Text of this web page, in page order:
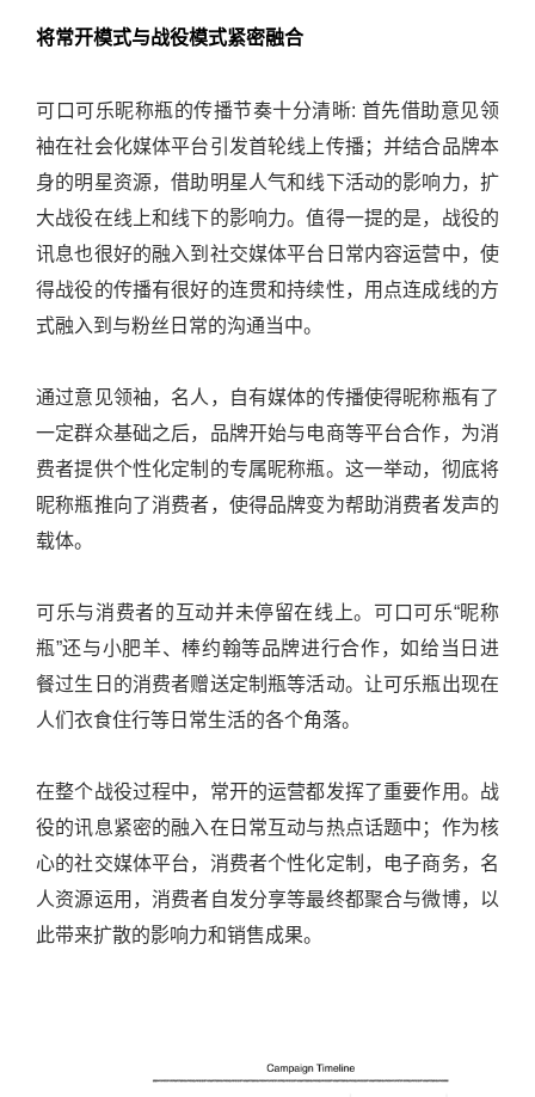
将常开模式与战役模式紧密融合
可口可乐昵称瓶的传播节奏十分清晰: 首先借助意见领
袖在社会化媒体平台引发首轮线上传播；并结合品牌本
身的明星资源，借助明星人气和线下活动的影响力，扩
大战役在线上和线下的影响力。值得一提的是，战役的
讯息也很好的融入到社交媒体平台日常内容运营中，使
得战役的传播有很好的连贯和持续性，用点连成线的方
式融入到与粉丝日常的沟通当中。
通过意见领袖，名人，自有媒体的传播使得昵称瓶有了
一定群众基础之后，品牌开始与电商等平台合作，为消
费者提供个性化定制的专属昵称瓶。这一举动，彻底将
昵称瓶推向了消费者，使得品牌变为帮助消费者发声的
载体。
可乐与消费者的互动并未停留在线上。可口可乐“昵称
瓶”还与小肥羊、棒约翰等品牌进行合作，如给当日进
餐过生日的消费者赠送定制瓶等活动。让可乐瓶出现在
人们衣食住行等日常生活的各个角落。
在整个战役过程中，常开的运营都发挥了重要作用。战
役的讯息紧密的融入在日常互动与热点话题中；作为核
心的社交媒体平台，消费者个性化定制，电子商务，名
人资源运用，消费者自发分享等最终都聚合与微博，以
此带来扩散的影响力和销售成果。